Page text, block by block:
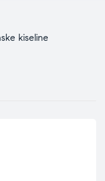
kiseline